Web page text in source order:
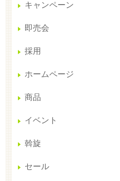
キャンペーン
即売会
採用
ホームページ
商品
イベント
斡旋
セール